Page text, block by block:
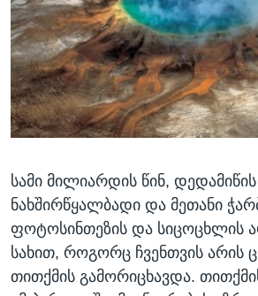
სამი მილიარდის წინ,
ნახშირწყალბადი და მეთანი
ფოტოსინთეზის და სიცოცხლის
სახით, როგორც ჩვენთვის არის
თითქმის გამორიცხავდა.